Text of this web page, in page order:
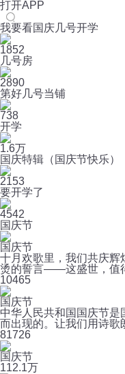
打开APP
我要看国庆几号开学
1852
几号房
2890
第好几号当铺
738
开学
1.6万
国庆特辑（国庆节快乐）
2153
要开学了
4542
国庆节
国庆节
十月欢歌里，我们共庆辉
烫的誓言——这盛世，值
10465
国庆节
中华人民共和国国庆节
而出现的。让我们用诗歌
81726
国庆节
112.1万